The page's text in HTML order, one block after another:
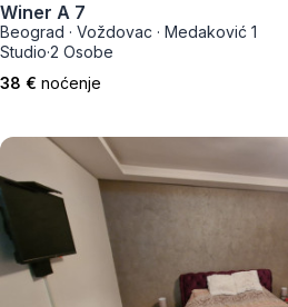
Winer A 7
Beograd · Voždovac · Medaković 1
Studio·2 Osobe
38 € noćenje